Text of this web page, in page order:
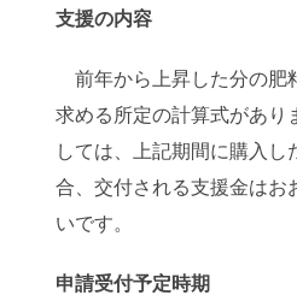
支援の内容
前年から上昇した分の肥
求める所定の計算式があり
しては、上記期間に購入し
合、交付される支援金はお
いです。
申請受付予定時期